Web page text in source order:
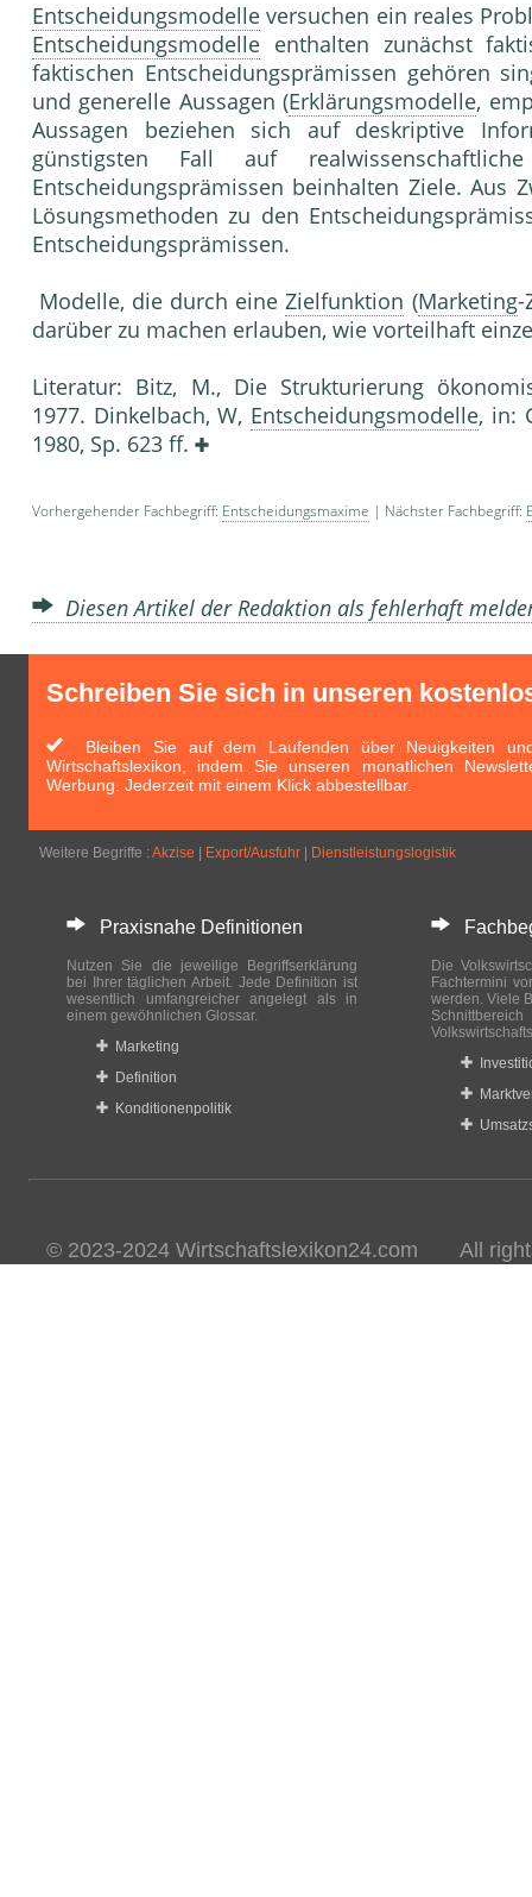
Entscheidungsmodelle versuchen ein reales
Entscheidungsmodelle enthalten zunächst
faktischen Entscheidungsprämissen gehören
und generelle Aussagen (Erklärungsmodelle,
Aussagen beziehen sich auf deskriptive
günstigsten Fall auf
Entscheidungsprämissen beinhalten Ziele. Aus
Lösungsmethoden zu den
Entscheidungsprämissen.
Modelle, die durch eineZielfunktion (Marketing-
darüber zu machen erlauben, wie vorteilhaft
Literatur: Bitz, M., Die Strukturierung
1977. Dinkelbach, W, Entscheidungsmodelle, in:
1980, Sp. 623 ff.
Vorhergehender Fachbegriff: Entscheidungsmaxime | Nächster Fachbegriff:
Diesen Artikel der Redaktion als fehlerhaft
Schreiben Sie sich in unseren
Bleiben Sie auf dem Laufenden über Neuigkeiten
Wirtschaftslexikon, indem Sie unseren monatlichen
Werbung. Jederzeit mit einem Klick abbestellbar.
Weitere Begriffe : Akzise Export/Ausfuhr Dienstleistungslogistik
Praxisnahe Definitionen
Nutzen Sie die jeweilige Begriffserklärung
bei Ihrer täglichen Arbeit. Jede Definition ist
wesentlich umfangreicher angelegt als in
einem gewöhnlichen Glossar.
Marketing
Definition
Konditionenpolitik
Die
Fachtermini
werden. Viele
© 2023-2024 Wirtschaftslexikon24.com All